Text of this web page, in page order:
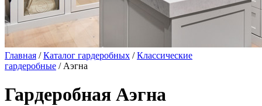
Главная /Каталог гардеробных /Классические
гардеробные / Аэгна
Гардеробная Аэгна